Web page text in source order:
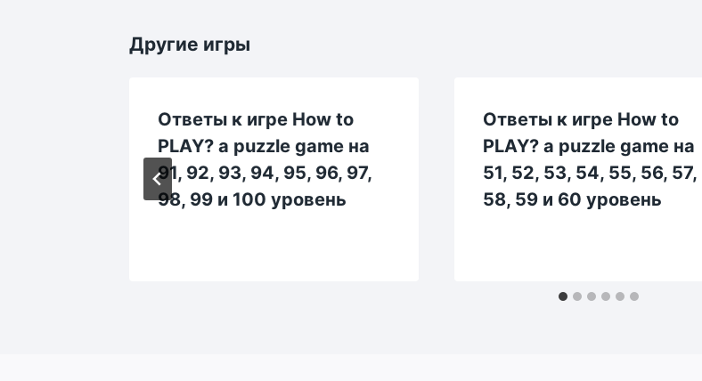
Другие игры
Ответы к игре How to
PLAY? a puzzle game на
91, 92, 93, 94, 95, 96, 97,
98, 99 и 100 уровень
Ответы к игре How to
PLAY? a puzzle game на
51, 52, 53, 54, 55, 56, 57,
58, 59 и 60 уровень